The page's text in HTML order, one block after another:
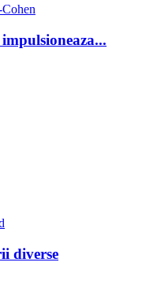
diverse